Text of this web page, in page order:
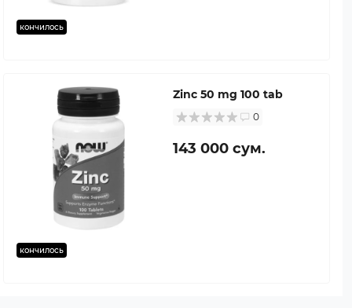
кончилось
кончилось
Zinc 50 mg 100 tab
0
143 000 сум.